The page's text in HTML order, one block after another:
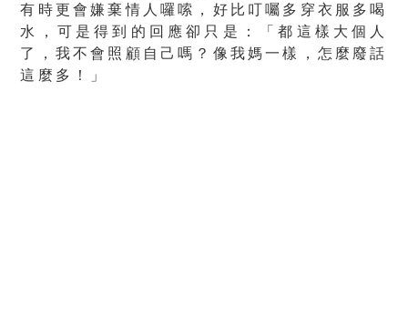
有時更會嫌棄情人囉嗦，好比叮囑多穿衣服多喝
水，可是得到的回應卻只是：「都這樣大個人
了，我不會照顧自己嗎？像我媽一樣，怎麼廢話
這麼多！」